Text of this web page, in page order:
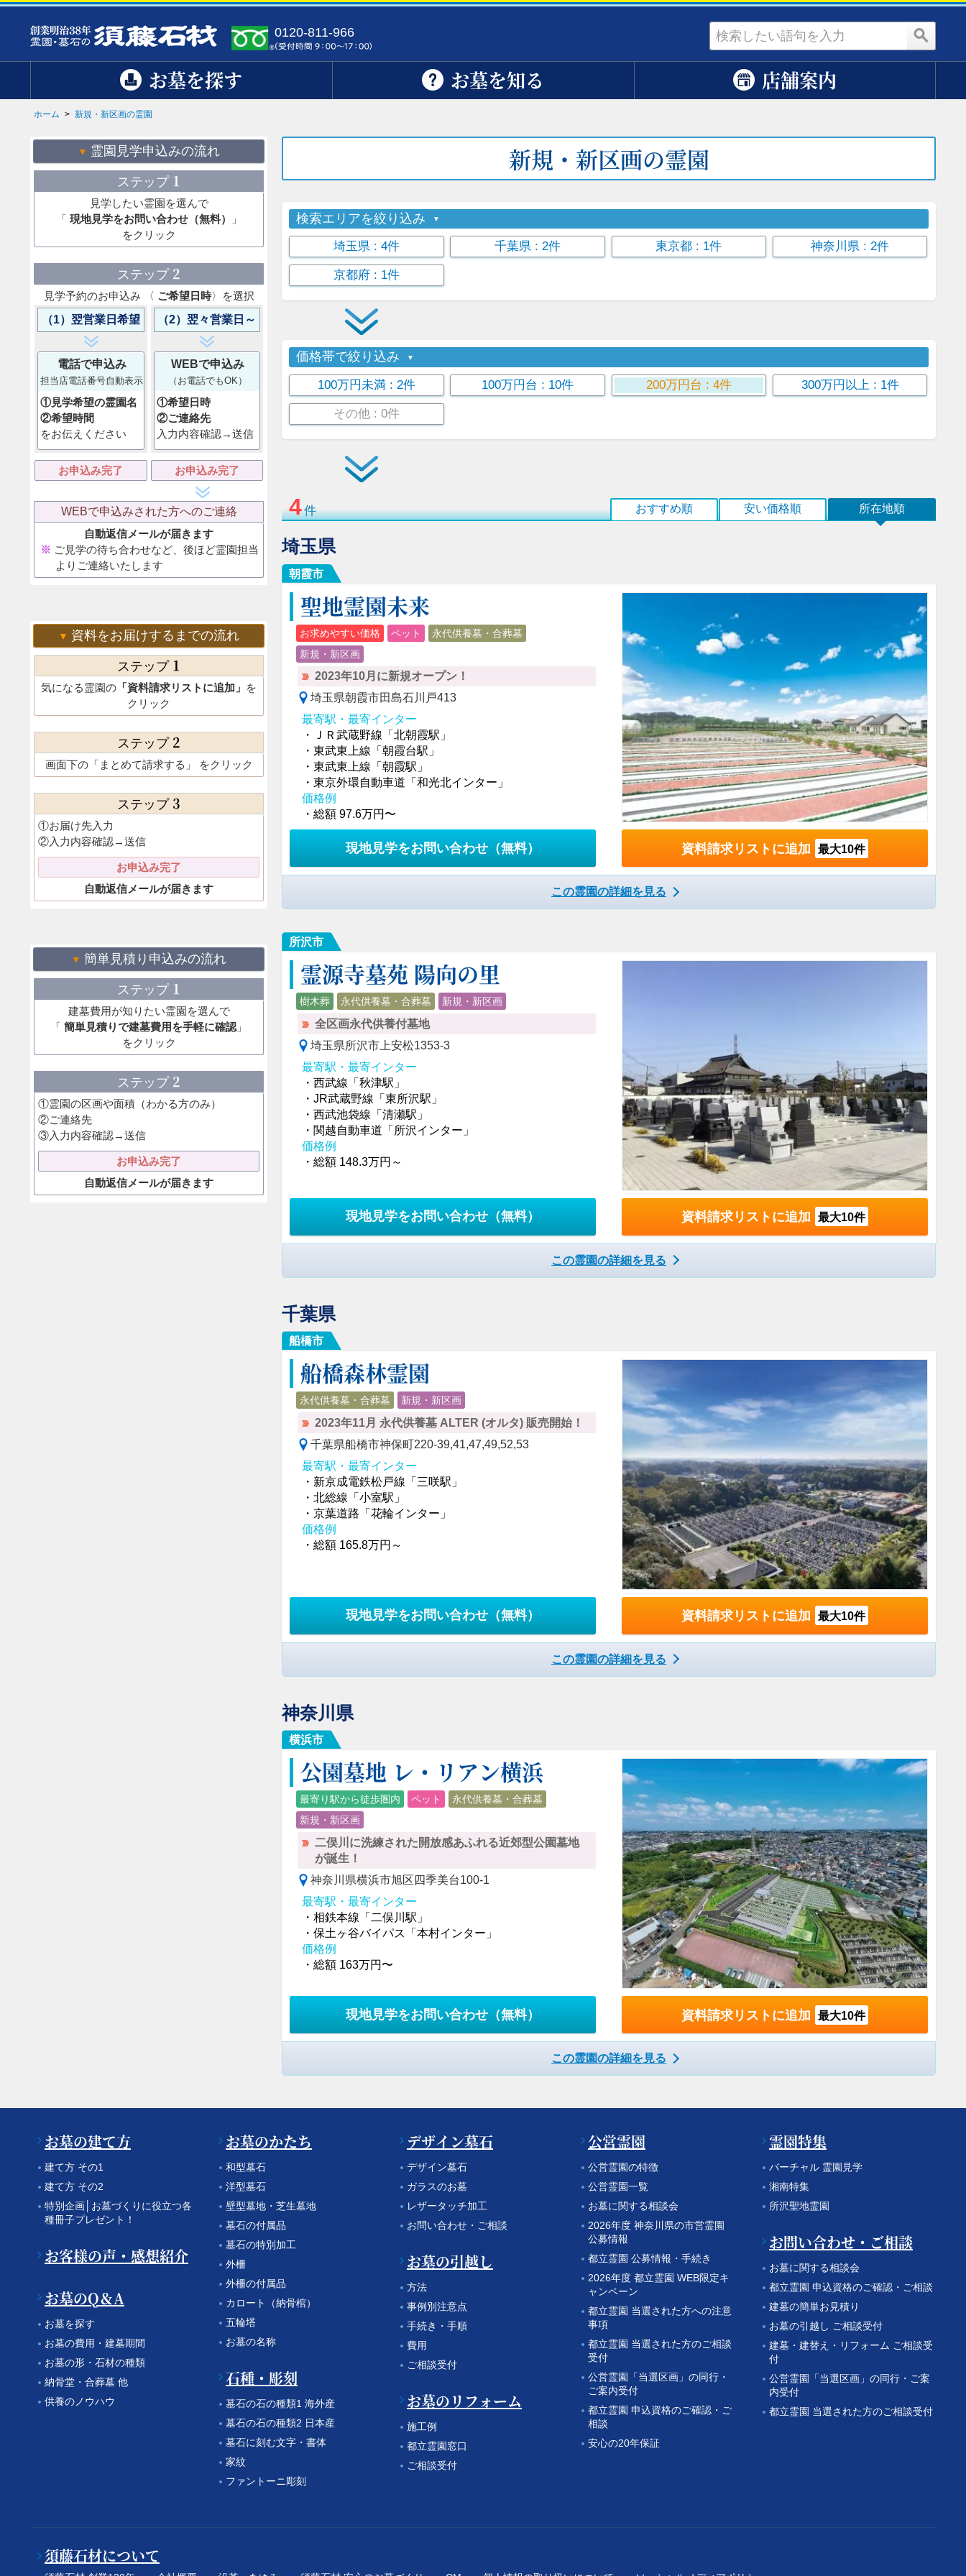
0120-811-966
お墓を探す お墓を知る 店舗案内
ホーム > 新規・新区画の霊園
霊園見学申込みの流れ
ステップ 1
見学したい霊園を選んで
「 現地見学をお問い合わせ（無料）
」
をクリック
ステップ 2
見学予約のお申込み 〈 ご希望日時〉を選択
（1）翌営業日希望
電話で申込み
担当店電話番号自動表示
①見学希望の霊園名
②希望時間
をお伝えください
お申込み完了
（2）翌々営業日～
WEBで申込み
（お電話でもOK）
①希望日時
②ご連絡先
入力内容確認→送信
お申込み完了
WEBで申込みされた方へのご連絡
自動返信メールが届きます
ご見学の待ち合わせなど、後ほど霊園担当
よりご連絡いたします
資料をお届けするまでの流れ
ステップ 1
気になる霊園の 「資料請求リストに追加」 を
クリック
ステップ 2
画面下の「まとめて請求する」 をクリック
ステップ 3
①お届け先入力
②入力内容確認→送信
お申込み完了
自動返信メールが届きます
簡単見積り申込みの流れ
ステップ 1
建墓費用が知りたい霊園を選んで
「簡単見積りで建墓費用を手軽に確認 」
をクリック
ステップ 2
①霊園の区画や面積（わかる方のみ）
②ご連絡先
③入力内容確認→送信
お申込み完了
自動返信メールが届きます
新規・新区画の霊園
検索エリアを絞り込み
埼玉県: 4件 千葉県 : 2件 東京都 : 1件 神奈川県 : 2件
京都府: 1件
価格帯で絞り込み
100万円未満 : 2件 100万円台 : 10件 200万円台 : 4件 300万円以上 : 1件
その他 : 0件
4件 所在地順
安い価格順
おすすめ順
埼玉県
朝霞市
聖地霊園未来
お求めやすい価格 ペット
永代供養墓・合葬墓
新規・新区画
2023年10月に新規オープン！
埼玉県朝霞市田島石川戸413
最寄駅・最寄インター
・ＪＲ武蔵野線「北朝霞駅」
・東武東上線「朝霞台駅」
・東武東上線「朝霞駅」
・東京外環自動車道「和光北インター」
価格例
・総額 97.6万円〜
現地見学をお問い合わせ （無料） 資料請求リストに追加 最大10件
この霊園の詳細を見る
所沢市
霊源寺墓苑 陽向の里
樹木葬 永代供養墓・合葬墓 新規・新区画
全区画永代供養付墓地
埼玉県所沢市上安松1353-3
最寄駅・最寄インター
・西武線「秋津駅」
・JR武蔵野線「東所沢駅」
・西武池袋線「清瀬駅」
・関越自動車道「所沢インター」
価格例
・総額 148.3万円～
現地見学をお問い合わせ （無料） 資料請求リストに追加 最大10件
この霊園の詳細を見る
千葉県
船橋市
船橋森林霊園
永代供養墓・合葬墓 新規・新区画
2023年11月 永代供養墓 ALTER (オルタ) 販売開始！
千葉県船橋市神保町220-39,41,47,49,52,53
最寄駅・最寄インター
・新京成電鉄松戸線「三咲駅」
・北総線「小室駅」
・京葉道路「花輪インター」
価格例
・総額 165.8万円～
現地見学をお問い合わせ （無料） 資料請求リストに追加 最大10件
この霊園の詳細を見る
神奈川県
横浜市
公園墓地 レ・リアン横浜
最寄り駅から徒歩圏内 ペット
永代供養墓・合葬墓
新規・新区画
二俣川に洗練された開放感あふれる近郊型公園墓地
が誕生！
神奈川県横浜市旭区四季美台100-1
最寄駅・最寄インター
・相鉄本線「二俣川駅」
・保土ヶ谷バイパス「本村インター」
価格例
・総額 163万円〜
現地見学をお問い合わせ （無料） 資料請求リストに追加 最大10件
この霊園の詳細を見る
お墓の建て方
建て方 その1
建て方 その2
特別企画│お墓づくりに役立つ各
種冊子プレゼント！
お客様の声・感想紹介
お墓のQ＆A
お墓を探す
お墓の費用・建墓期間
お墓の形・石材の種類
納骨堂・合葬墓 他
供養のノウハウ
お墓のかたち
和型墓石
洋型墓石
壁型墓地・芝生墓地
墓石の付属品
墓石の特別加工
外柵
外柵の付属品
カロート（納骨棺）
五輪塔
お墓の名称
石種・彫刻
墓石の石の種類1 海外産
墓石の石の種類2 日本産
墓石に刻む文字・書体
家紋
ファントーニ彫刻
デザイン墓石
デザイン墓石
ガラスのお墓
レザータッチ加工
お問い合わせ・ご相談
お墓の引越し
方法
事例別注意点
手続き・手順
費用
ご相談受付
お墓のリフォーム
施工例
都立霊園窓口
ご相談受付
公営霊園
公営霊園の特徴
公営霊園一覧
お墓に関する相談会
2026年度 神奈川県の市営霊園
公募情報
都立霊園 公募情報・手続き
2026年度 都立霊園 WEB限定キ
ャンペーン
都立霊園 当選された方への注意
事項
都立霊園 当選された方のご相談
受付
公営霊園「当選区画」の同行・
ご案内受付
都立霊園 申込資格のご確認・ご
相談
安心の20年保証
霊園特集
バーチャル 霊園見学
湘南特集
所沢聖地霊園
お問い合わせ・ご相談
お墓に関する相談会
都立霊園 申込資格のご確認・ご相談
建墓の簡単お見積り
お墓の引越し ご相談受付
建墓・建替え・リフォーム ご相談受
付
公営霊園「当選区画」の同行・ご案
内受付
都立霊園 当選された方のご相談受付
須藤石材について